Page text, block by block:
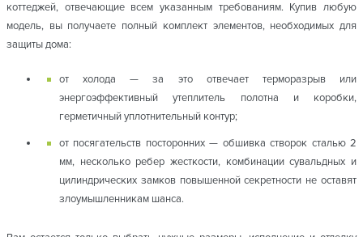
коттеджей, отвечающие всем указанным требованиям. Купив любую
модель, вы получаете полный комплект элементов, необходимых для
защиты дома:
от холода — за это отвечает терморазрыв или
энергоэффективный утеплитель полотна и коробки,
герметичный уплотнительный контур;
от посягательств посторонних — обшивка створок сталью 2
мм, несколько ребер жесткости, комбинации сувальдных и
цилиндрических замков повышенной секретности не оставят
злоумышленникам шанса.